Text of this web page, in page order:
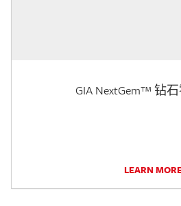
GIA NextGem™ 钻
LEARN